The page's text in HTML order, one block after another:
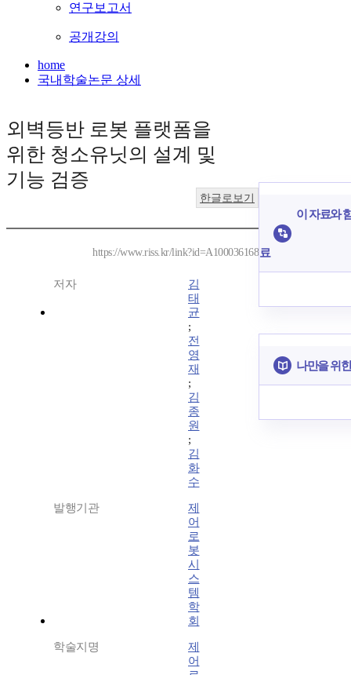
연구보고서
공개강의
home
국내학술논문 상세
외벽등반 로봇 플랫폼을
위한 청소유닛의 설계 및
기능 검증
한글로보기
https://www.riss.kr/link?id=A100036168
저자
김
태
균
;
전
영
재
;
김
종
원
;
김
화
수
발행기관
제
어
로
봇
시
스
템
학
회
학술지명
제
어
이 자료와
료
나만을 위